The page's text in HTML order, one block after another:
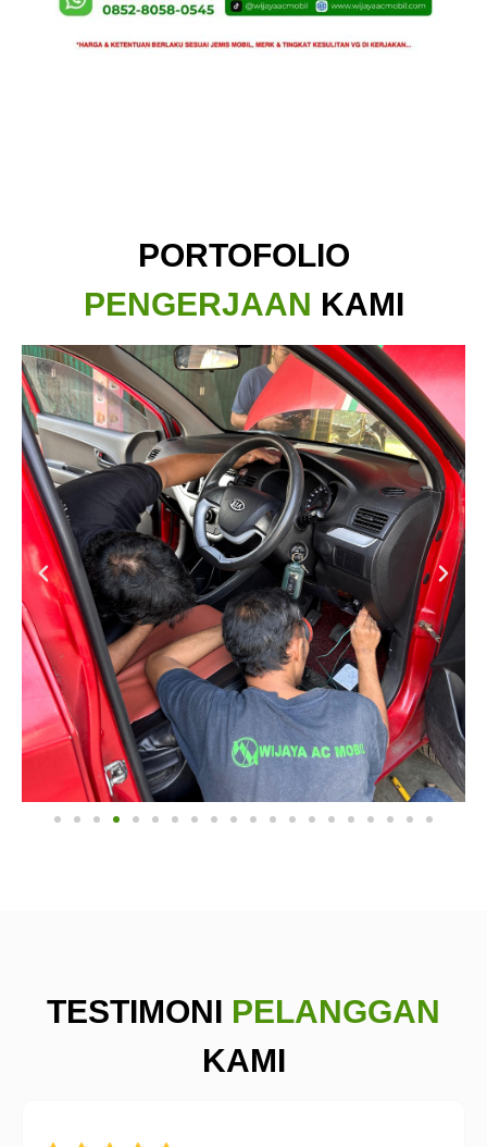
PORTOFOLIO
PENGERJAAN KAMI
TESTIMONI PELANGGAN
KAMI